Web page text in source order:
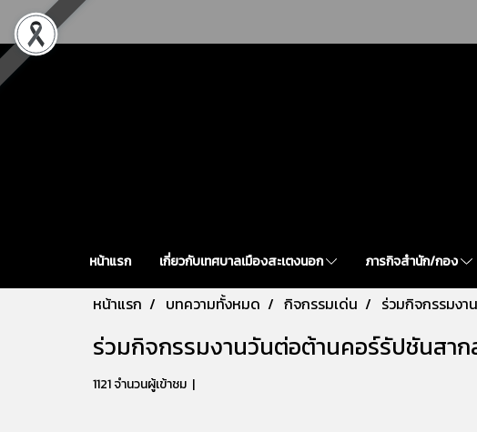
หน้าแรก เกี่ยวกับเทศบาลเมืองสะเตงนอก ภารกิจสำนัก/กอง
หน้าแรก บทความทั้งหมด กิจกรรมเด่น ร่วมกิจกรรมงา
ร่วมกิจกรรมงานวันต่อต้านคอร์รัปชันสาก
1121 จำนวนผู้เข้าชม |